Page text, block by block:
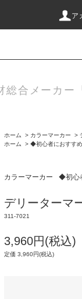
ア
総合メーカー
ホーム > カラーマーカー >
ホーム
> ◆初心者におすすめ
カラーマーカー ◆初心
デリーター
311-7021
3,960円(税込)
定価 3,960円(税込)